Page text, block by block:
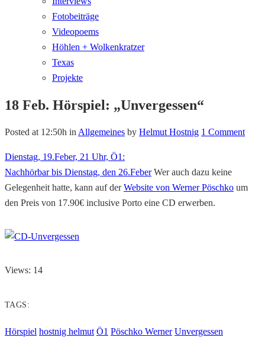
Fotobeiträge
Videopoems
Höhlen + Wolkenkratzer
Texas
Projekte
18 Feb. Hörspiel: „Unvergessen“
Posted at 12:50h in Allgemeines by Helmut Hostnig 1 Comment
Dienstag, 19.Feber, 21 Uhr, Ö1:
Nachhörbar bis Dienstag, den 26.FeberWer auch dazu keine
Gelegenheit hatte, kann auf derWebsite von Werner Pöschko um
den Preis von 17.90€ inclusive Porto eine CD erwerben.
Views: 14
TAGS:
Hörspiel hostnig helmut Ö1 Pöschko Werner Unvergessen